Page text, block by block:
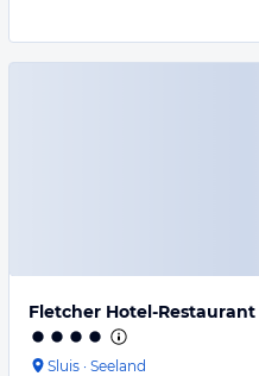
Fletcher Hotel-
Sluis · Seeland